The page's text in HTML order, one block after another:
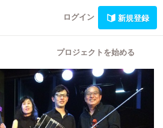
ログイン 新規登録
プロジェクトを始める